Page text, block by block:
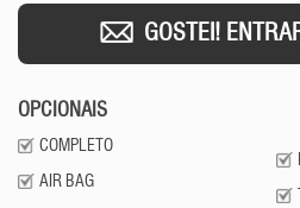
GOSTEI!
OPCIONAIS
COMPLETO
AIR BAG